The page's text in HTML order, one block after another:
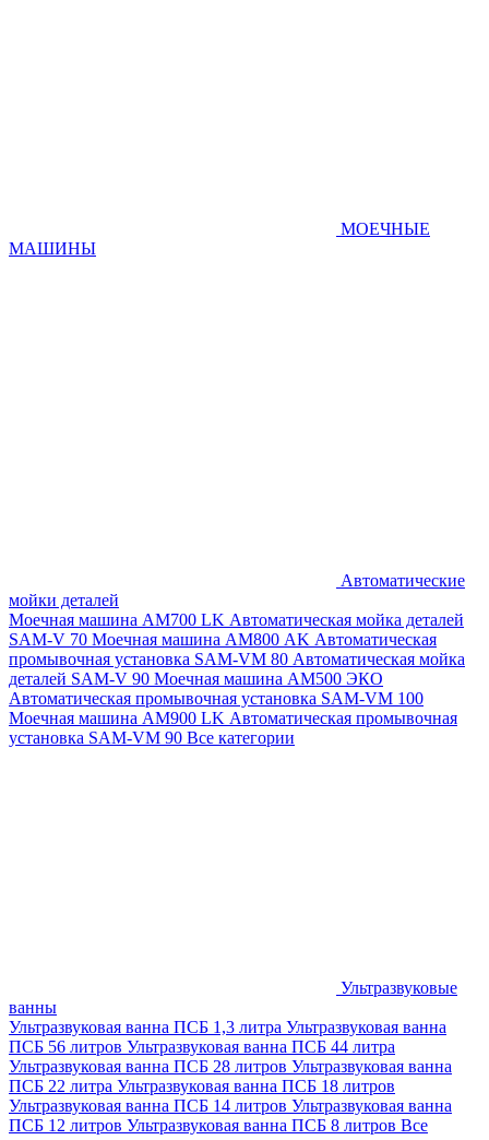
МОЕЧНЫЕ
МАШИНЫ
Автоматические
мойки деталей
Моечная машина AM700 LK Автоматическая мойка деталей
SAM-V 70 Моечная машина АМ800 AK Автоматическая
промывочная установка SAM-VM 80 Автоматическая мойка
деталей SAM-V 90 Моечная машина АМ500 ЭКО
Автоматическая промывочная установка SAM-VM 100
Моечная машина AM900 LK Автоматическая промывочная
установка SAM-VM 90 Все категории
Ультразвуковые
ванны
Ультразвуковая ванна ПСБ 1,3 литра Ультразвуковая ванна
ПСБ 56 литров Ультразвуковая ванна ПСБ 44 литра
Ультразвуковая ванна ПСБ 28 литров Ультразвуковая ванна
ПСБ 22 литра Ультразвуковая ванна ПСБ 18 литров
Ультразвуковая ванна ПСБ 14 литров Ультразвуковая ванна
ПСБ 12 литров Ультразвуковая ванна ПСБ 8 литров Все